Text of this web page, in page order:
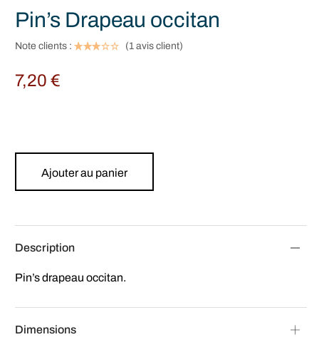
Pin’s Drapeau occitan
Note clients : (1 avis client)
7,20€
Ajouter au panier
Description
Pin’s drapeau occitan.
Dimensions